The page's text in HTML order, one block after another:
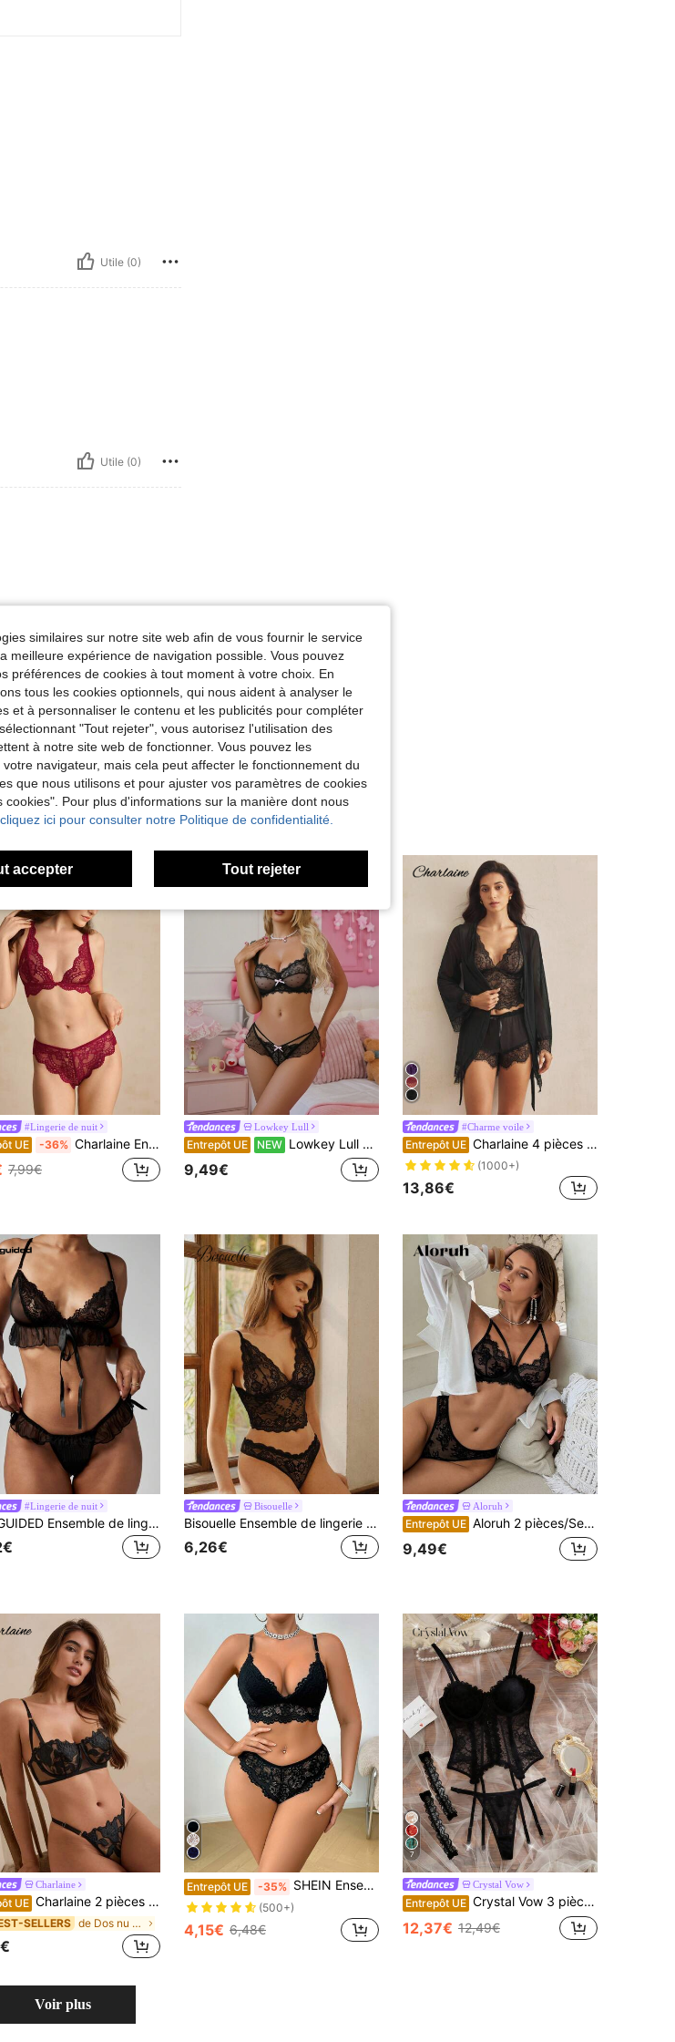
Utile (0)
Utile (0)
Utile (0)
#Lingerie de nuit
UE -36% Charlaine Ensemble de lingerie en dentelle florale pour femmes (Top et culotte) pour sortir
7,99€
Lowkey Lull
Entrepôt UE NEW Lowkey Lull Ensemble de soutien-gorge et string avec volants en dentelle et décorations de nœud, lingerie
9,49€
#Charme voile
Entrepôt UE Charlaine 4 pièces Ensemble de lingerie fleuri en tulle & Peignoir ceinturé
(1000+)
13,86€
#Lingerie de nuit
MISSGUIDED Ensemble de lingerie délicate en dentelle transparente, soutien-gorge bralette avec volants, maille fluide, bretelles réglables, bas assortis avec volants, tenue de mariée et de lune de miel
Bisouelle
Bisouelle Ensemble de lingerie sexy en dentelle noire pour femmes comprenant un soutien-gorge et une culotte, ensemble deux pièces pour femmes, lingerie sexy, tenue élégante, ensemble soutien-gorge et culotte en dentelle élégante pour l'été pour l'été
6,26€
Aloruh
Entrepôt UE Aloruh 2 pièces/Set Soutien-gorge avec armatures de couleur unie sexy pour femmes
9,49€
Charlaine
UE Charlaine 2 pièces Ensemble soutien-gorge à demi-tasse et culotte en dentelle de feuille d'érable sexy
SELLERS de Dos nu Ensembles soutien-gorge et culotte pour
Entrepôt UE -35% SHEIN Ensemble de lingerie élégant et sexy pour femme en couleur unie et dentelle
(500+)
4,15€ 6,48€
7
Crystal Vow
Entrepôt UE Crystal Vow 3 pièces Ensemble blouse classique sexy et romantique avec garniture en dentelle + culotte + porte-jarretelles, convient pour la saison des mariages
12,37€ 12,49€
Voir plus
similaires sur notre site web afin de vous fournir le service
meilleure expérience de navigation possible. Vous pouvez
préférences de cookies à tout moment à votre choix. En
tous les cookies optionnels, qui nous aident à analyser le
et à personnaliser le contenu et les publicités pour compléter
"Tout rejeter", vous autorisez l'utilisation des
à notre site web de fonctionner. Vous pouvez les
navigateur, mais cela peut affecter le fonctionnement du
que nous utilisons et pour ajuster vos paramètres de cookies
Pour plus d'informations sur la manière dont nous
cliquez ici pour consulter notre Politique de confidentialité.
accepter Tout rejeter